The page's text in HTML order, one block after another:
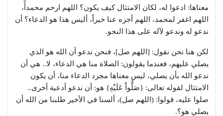
معناها: ادعوا له، لكان الامتثال كيف يكون؟ اللهم ارحم محمدأً،
اللهم اغفر لمحمد، اللهم أجزه عنا خيراً، أليس هذا هو الدعاء؟ أن
ندعو له وندعو لآله على هذا النحو.
لكن هنا نحن نقول: [اللهم صل]، فنحن ندعو أن الله هو الذي
يصلي عليهم، فعندما يقولون: الصلاة منا هي الدعاء، لا.. هي أن
ندعو الله بأن يصلي، ليس معناها مجرد الدعاء منا، أن يكون
الامتثال لقوله تعالى: {صَلُّواْ عَلَيْهِ} هو: أن ندعو أدعية أخرى..
صلوا عليه، قولوا: (اللهم صل)، ألسنا في الأخير طلبنا من الله أن
يصلي هو؟.